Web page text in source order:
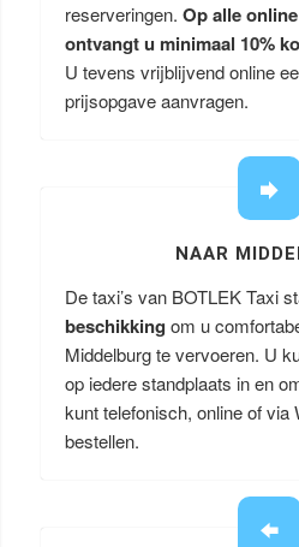
reserveringen. Op alle
ontvangt u minimaal 10%
U tevens vrijblijvend online
prijsopgave aanvragen.
NAAR
De taxi’s van BOTLEK Taxi
beschikking om u
Middelburg te vervoeren. U
op iedere standplaats in en
kunt telefonisch, online of via
bestellen.